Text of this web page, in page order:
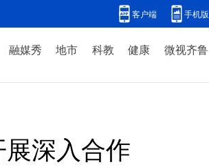
客户端 手机版
融媒秀 地市 科教 健康 微视齐鲁
深入合作